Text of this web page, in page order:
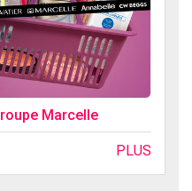
Marcelle
PLUS